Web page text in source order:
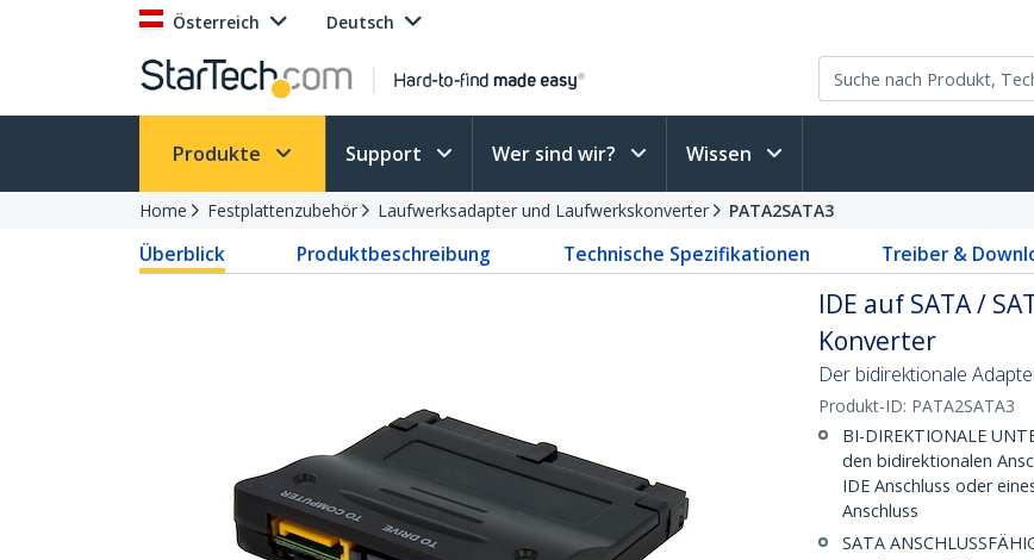
Österreich Deutsch
Produkte Support Wer sind wir? Wissen
Home Festplattenzubehör Laufwerksadapter und Laufwerkskonverter PATA2SATA3
Überblick Produktbeschreibung Technische Spezifikationen Treiber &
IDE auf SATA /
Konverter
Der bidirektionale
Produkt-ID: PATA2SATA3
BI-DIREKTIONALE
den bidirektionalen
IDE Anschluss oder
Anschluss
SATA